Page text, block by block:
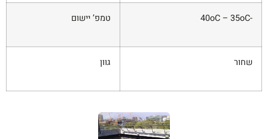
-40oC – 35oC טמפ’ יישום
שחור גוון